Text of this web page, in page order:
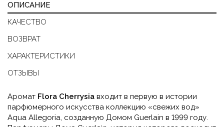
ОПИСАНИЕ
КАЧЕСТВО
ВОЗВРАТ
ХАРАКТЕРИСТИКИ
ОТЗЫВЫ
Аромат Flora Cherrysia входит в первую в истории
парфюмерного искусства коллекцию «свежих вод»
Aqua Allegoria, созданную Домом Guerlain в 1999 году.